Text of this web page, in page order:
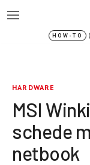
HOW-TO
HARDWARE
MSI
schede
netbook